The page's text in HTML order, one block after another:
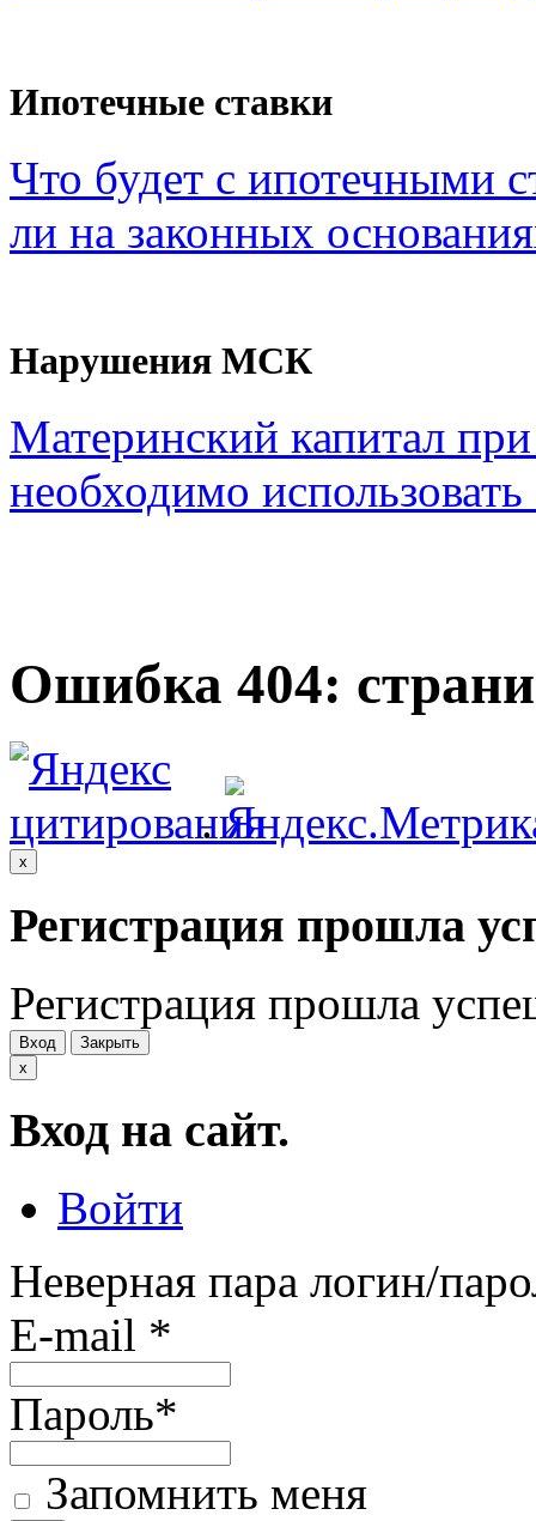
Ипотечные ставки
Что будет с ипотечными
ли на законных
Нарушения МСК
Материнский капитал
необходимо использовать
Ошибка 404:
.
x
Регистрация прошла
Регистрация прошла
Вход
Закрыть
x
Вход на сайт.
Войти
Неверная пара логин/
E-mail *
Пароль*
Запомнить меня